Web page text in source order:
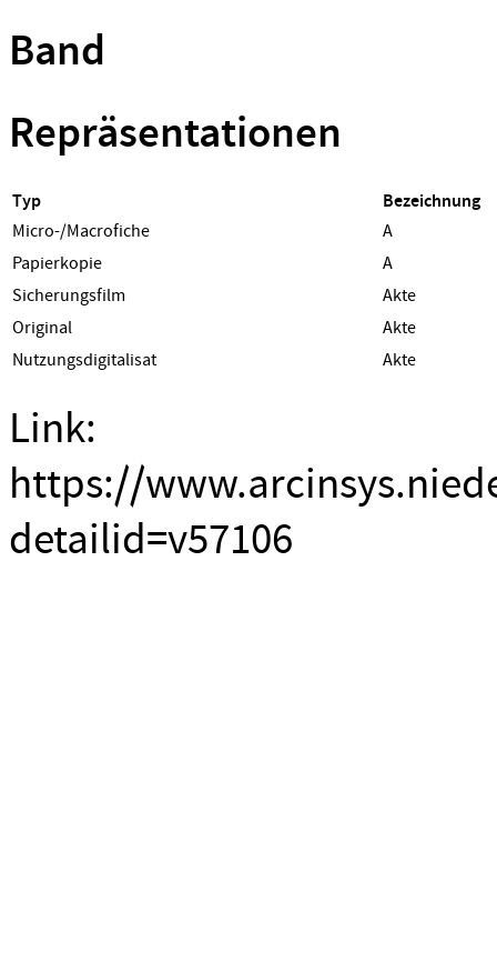
Band
Repräsentationen
Typ Bezeichnung
Micro-/Macrofiche
A
Papierkopie
A
Sicherungsfilm
Akte
Original
Akte
Nutzungsdigitalisat
Akte
Link:
https://
detailid=v57106